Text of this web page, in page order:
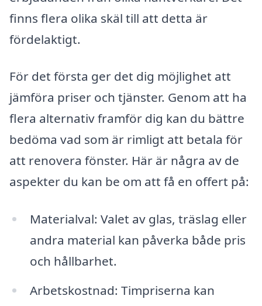
finns flera olika skäl till att detta är
fördelaktigt.
För det första ger det dig möjlighet att
jämföra priser och tjänster. Genom att ha
flera alternativ framför dig kan du bättre
bedöma vad som är rimligt att betala för
att renovera fönster. Här är några av de
aspekter du kan be om att få en offert på:
Materialval: Valet av glas, träslag eller
andra material kan påverka både pris
och hållbarhet.
Arbetskostnad: Timpriserna kan